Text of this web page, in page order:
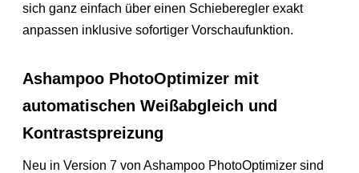
sich ganz einfach über einen Schieberegler exakt
anpassen inklusive sofortiger Vorschaufunktion.
Ashampoo PhotoOptimizer mit
automatischen Weißabgleich und
Kontrastspreizung
Neu in Version 7 von Ashampoo PhotoOptimizer sind